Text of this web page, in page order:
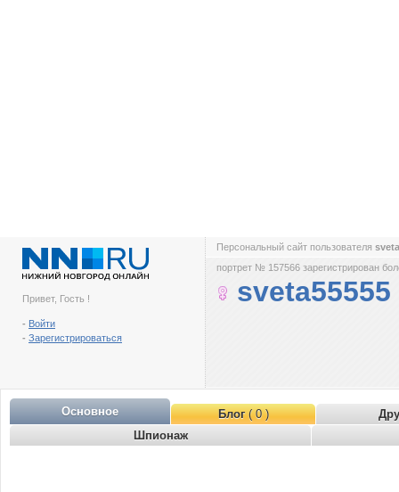
Привет, Гость !
- Войти
- Зарегистрироваться
Персональный сайт пользователя
портрет № 157566 зарегистрирован
sveta55555
Основное Блог( 0 )
Шпионаж